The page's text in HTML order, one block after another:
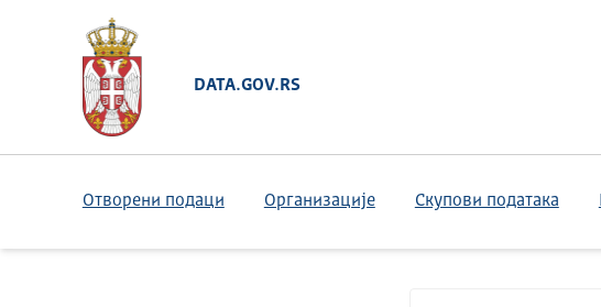
DATA.GOV.RS
Отворени подаци Организације Скупови података